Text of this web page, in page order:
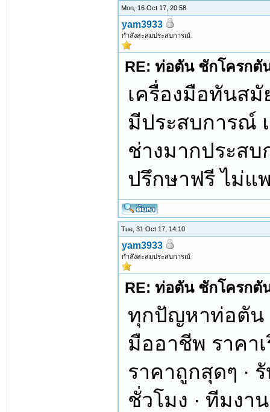
Mon, 16 Oct 17, 20:58
yam3933
กำลังสะสมประสบการณ์
RE: ท่อตัน ชักโครก
เครื่องมือทันส
มีประสบการณ์
ช่างมากประสบ
ปรึกษาฟรี ไม่แ
Tue, 31 Oct 17, 14:10
yam3933
กำลังสะสมประสบการณ์
RE: ท่อตัน ชักโครก
ทุกปัญหาท่อตัน
มืออาชีพ ราคา
ราคาถูกสุดๆ ·
ชั่วโมง · ทีมงา